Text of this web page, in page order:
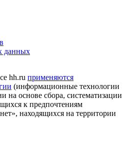
данных
hh.ru применяются
(информационные технологии
на основе сбора, систематизации
к предпочтениям
находящихся на территории